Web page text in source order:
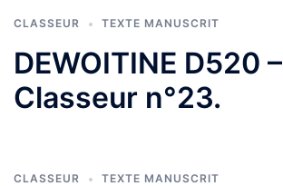
CLASSEUR TEXTE MANUSCRIT
DEWOITINE D520 –
Classeur n°23.
CLASSEUR TEXTE MANUSCRIT